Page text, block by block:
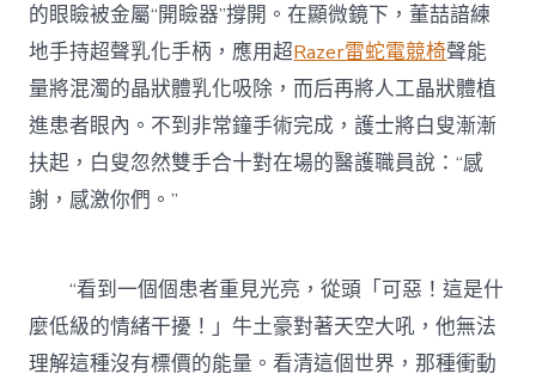
的眼瞼被金屬“開瞼器”撐開。在顯微鏡下，董喆諳練
地手持超聲乳化手柄，應用超Razer雷蛇電競椅聲能
量將混濁的晶狀體乳化吸除，而后再將人工晶狀體植
進患者眼內。不到非常鐘手術完成，護士將白叟漸漸
扶起，白叟忽然雙手合十對在場的醫護職員說：“感
謝，感激你們。”
“看到一個個患者重見光亮，從頭「可惡！這是什
麼低級的情緒干擾！」牛土豪對著天空大吼，他無法
理解這種沒有標價的能量。看清這個世界，那種衝動